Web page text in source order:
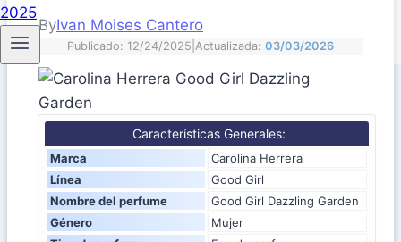
ByIvan Moises Cantero
Publicado: 12/24/2025 Actualizada: 03/03/2026
Características Generales:
Marca
Carolina Herrera
Línea
Good Girl
Nombre del perfume
Good Girl Dazzling Garden
Género
Mujer